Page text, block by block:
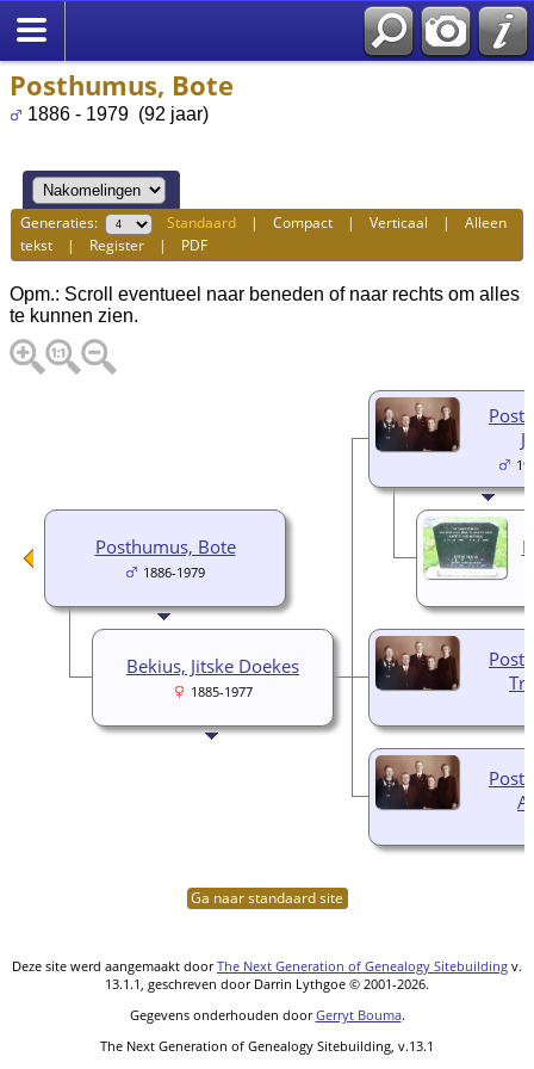
Posthumus, Bote
1886 - 1979 (92 jaar)
Generaties: Standaard |Compact |Verticaal |Alleen
tekst | Register | PDF
Opm.: Scroll eventueel naar beneden of naar rechts om alles
te kunnen zien.
Posthumus, Bote
1886-1979
Bekius, Jitske Doekes
1885-1977
Ga naar standaard site
Deze site werd aangemaakt doorThe Next Generation of Genealogy Sitebuilding v.
13.1.1, geschreven door Darrin Lythgoe © 2001-2026.
Gegevens onderhouden doorGerryt Bouma.
The Next Generation of Genealogy Sitebuilding, v.13.1